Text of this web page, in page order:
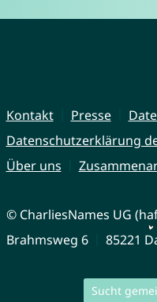
Sucht
Kontakt Presse
Datenschutzerklärung
Über uns
© CharliesNames UG
Brahmsweg 6
85221